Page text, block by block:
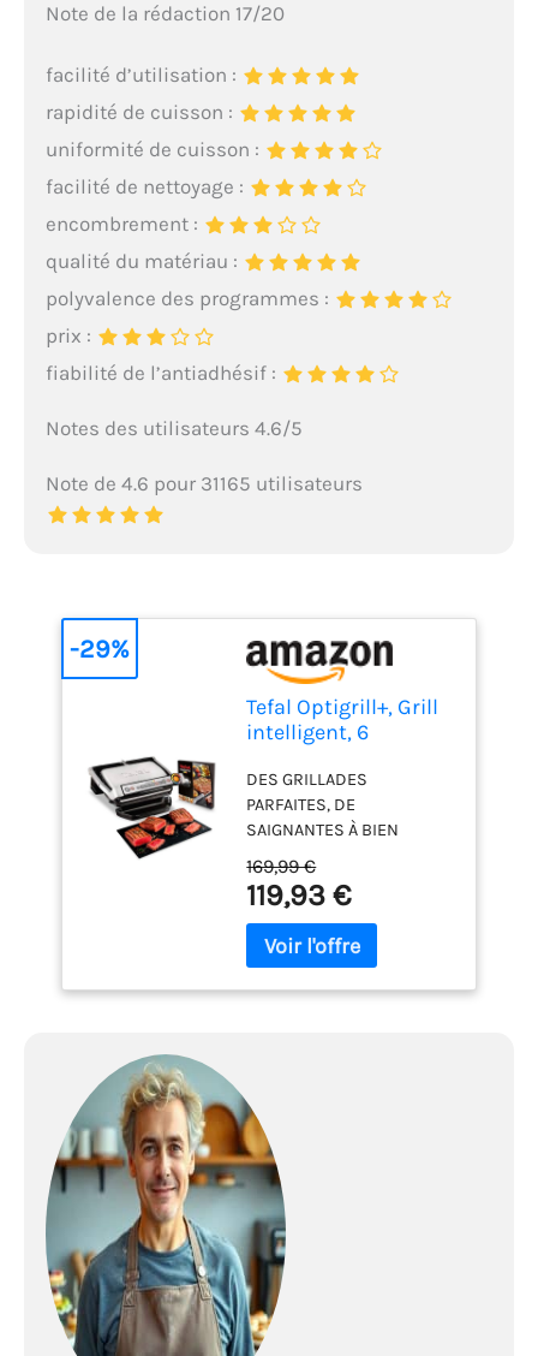
Note de la rédaction 17/20
facilité d’utilisation :
rapidité de cuisson :
uniformité de cuisson :
facilité de nettoyage :
encombrement :
qualité du matériau :
polyvalence des programmes :
prix :
fiabilité de l’antiadhésif :
Notes des utilisateurs 4.6/5
Note de 4.6 pour 31165 utilisateurs
Tefal Optigrill+, Grill
intelligent, 6
manuel, 4
personnes, GC712D12
DES GRILLADES
PARFAITES, DE
SAIGNANTES À BIEN
CUITES: OptiGrill mesure
l'épaisseur de vos
aliments au millimètre
près, compte le nombre de
pièces et ajuste
lorsque la cuisson est
terminée, avec
6programmes
automatiques pour la
viande, le poisson et les
légumes POLYVALENTS :
obtenez des résultats
parfaitsgrâce aux6
programmes de cuisson
automatiques et à sa
169,99 €
119,93 €
-29%